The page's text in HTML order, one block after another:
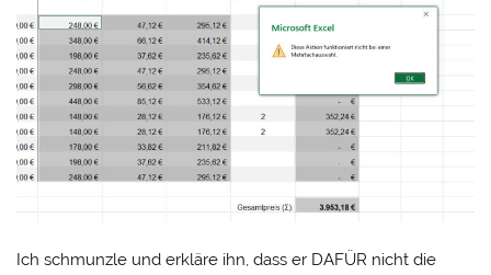
Ich schmunzle und erkläre ihn, dass er DAFÜR nicht die